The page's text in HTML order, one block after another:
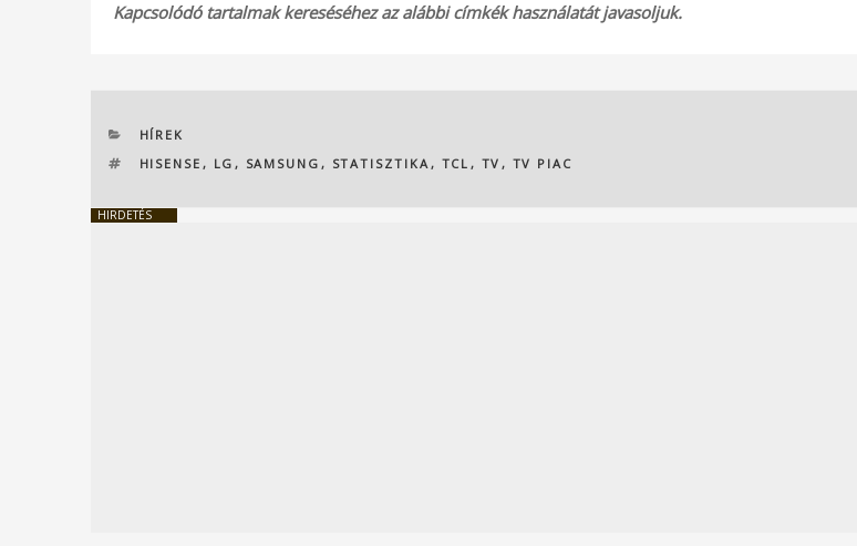
Kapcsolódó tartalmak kereséséhez az alábbi címkék használatát javasoljuk.
KATEGÓRIÁK
HÍREK
CÍMKÉK
HISENSE , LG , SAMSUNG , STATISZTIKA , TCL , TV , TV PIAC
HIRDETÉS